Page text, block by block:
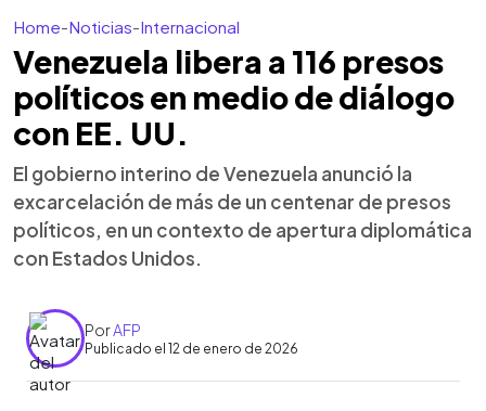
Home-Noticias-Internacional
Venezuela libera a 116 presos
políticos en medio de diálogo
con EE. UU.
El gobierno interino de Venezuela anunció la
excarcelación de más de un centenar de presos
políticos, en un contexto de apertura diplomática
con Estados Unidos.
PorAFP
Publicado el 12 de enero de 2026